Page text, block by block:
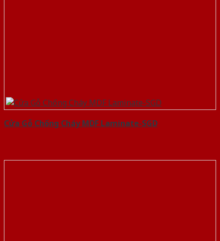
Cửa Gỗ Chống Cháy MDF Laminate-SGD